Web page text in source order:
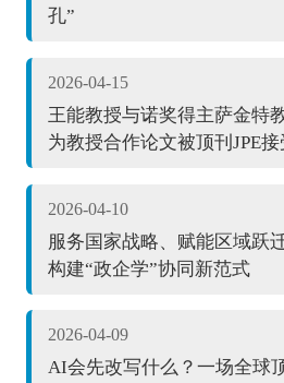
孔”
2026-04-15
王能教授与诺奖得主萨金特
为教授合作论文被顶刊JPE接
2026-04-10
服务国家战略、赋能区域跃
构建“政企学”协同新范式
2026-04-09
AI会先改写什么？一场全球